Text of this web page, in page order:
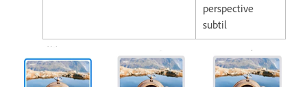
perspective
subtil